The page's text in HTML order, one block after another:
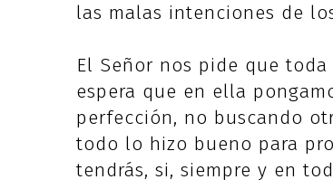
las malas intenciones de
El Señor nos pide que
espera que en ella
perfección, no buscando
todo lo hizo bueno para
tendrás, si, siempre y en